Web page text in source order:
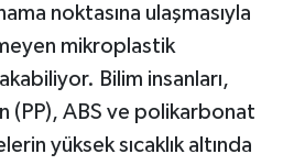
noktasına ulaşmasıyla
mikroplastik
Bilim insanları,
(PP), ABS ve polikarbonat
yüksek sıcaklık altında